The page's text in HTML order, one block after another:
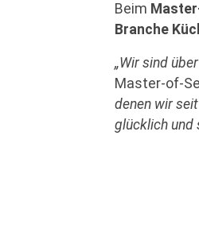
Beim
Branche
„Wir sind
Master-of-
denen wir
glücklich und